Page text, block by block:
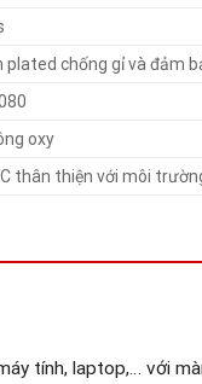
plated chống gỉ và đảm
oxy
thân thiện với môi
tính, laptop,… với